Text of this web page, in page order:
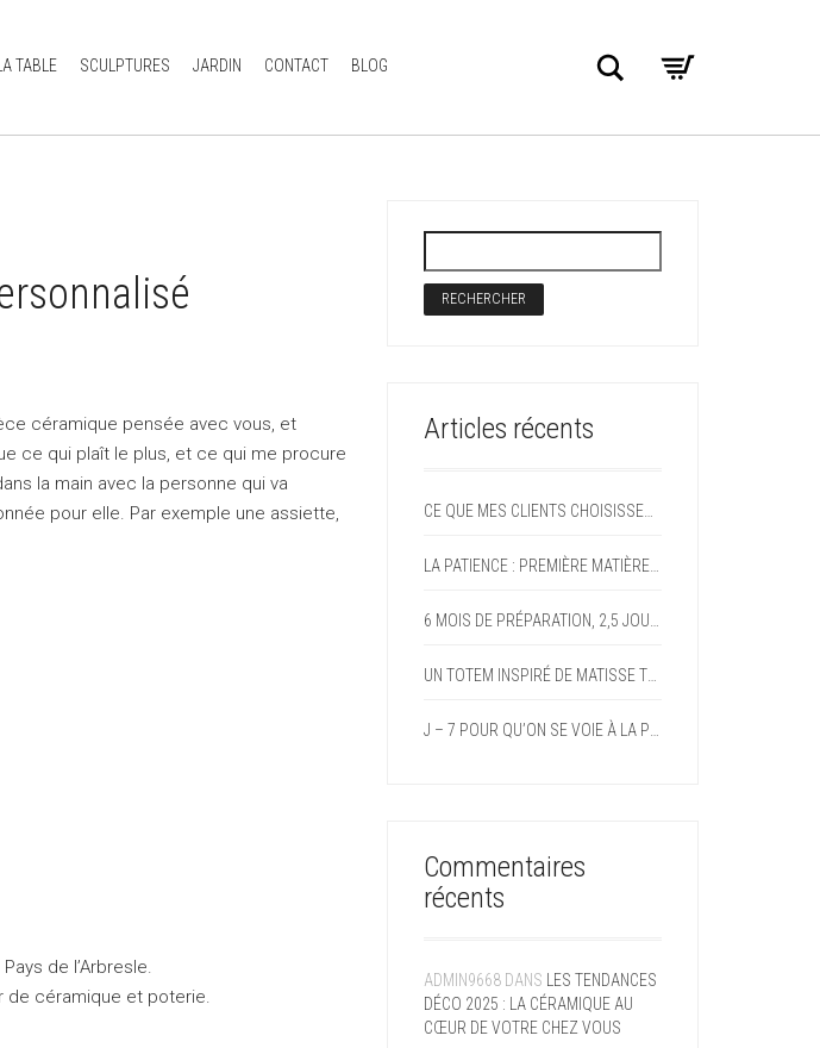
TABLE SCULPTURES JARDIN CONTACT BLOG Search
céramique pensée avec vous, et
ce qui plaît le plus, et ce qui me procure
la main avec la personne qui va
pour elle. Par exemple une assiette,
de l’Arbresle.
de céramique et poterie.
Articles récents
CE QUE MES CLIENTS CHOISISSENT DIT SOUVENT QUELQUE CHOSE D’EUX
LA PATIENCE : PREMIÈRE MATIÈRE DE LA CÉRAMISTE
UN TOTEM INSPIRÉ DE MATISSE TOUT EN COULEURS ET EN GAIETÉ
Commentaires
récents
ADMIN9668DANS
LES TENDANCES
DÉCO 2025 : LA CÉRAMIQUE AU
CŒUR DE VOTRE CHEZ VOUS